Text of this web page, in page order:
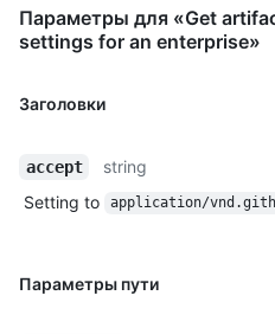
Параметры для «Get
settings for an enterprise»
Заголовки
accept
string
Setting to
application/
Параметры пути